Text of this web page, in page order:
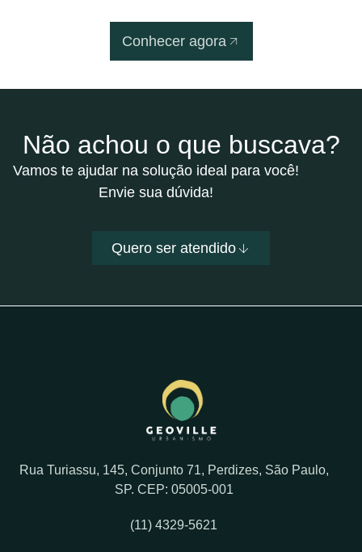
Conhecer agora
Não achou o que buscava?
Vamos te ajudar na solução ideal para você!
Envie sua dúvida!
Quero ser atendido
Rua Turiassu, 145, Conjunto 71, Perdizes, São Paulo,
SP. CEP: 05005-001
(11) 4329-5621